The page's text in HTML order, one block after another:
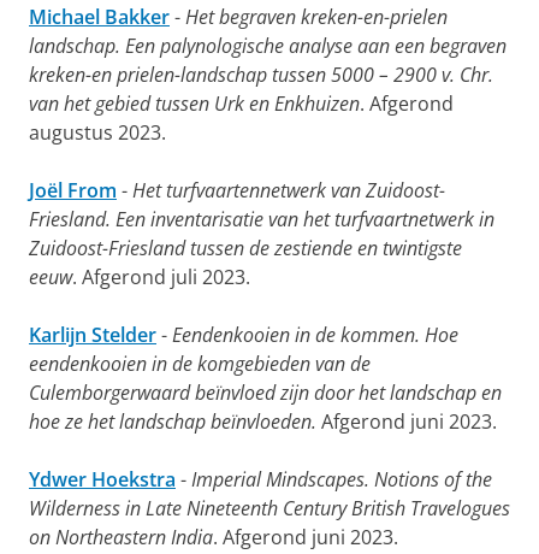
Michael Bakker-Het begraven kreken-en-prielen
landschap. Een palynologische analyse aan een begraven
kreken-en prielen-landschap tussen 5000 – 2900 v. Chr.
van het gebied tussen Urk en Enkhuizen. Afgerond
augustus 2023.
Joël From -Het turfvaartennetwerk van Zuidoost-
Friesland. Een inventarisatie van het turfvaartnetwerk in
Zuidoost-Friesland tussen de zestiende en twintigste
eeuw. Afgerond juli 2023.
Karlijn Stelder-Eendenkooien in de kommen. Hoe
eendenkooien in de komgebieden van de
Culemborgerwaard beïnvloed zijn door het landschap en
hoe ze het landschap beïnvloeden. Afgerond juni 2023.
Ydwer Hoekstra -Imperial Mindscapes. Notions of the
Wilderness in Late Nineteenth Century British Travelogues
on Northeastern India. Afgerond juni 2023.